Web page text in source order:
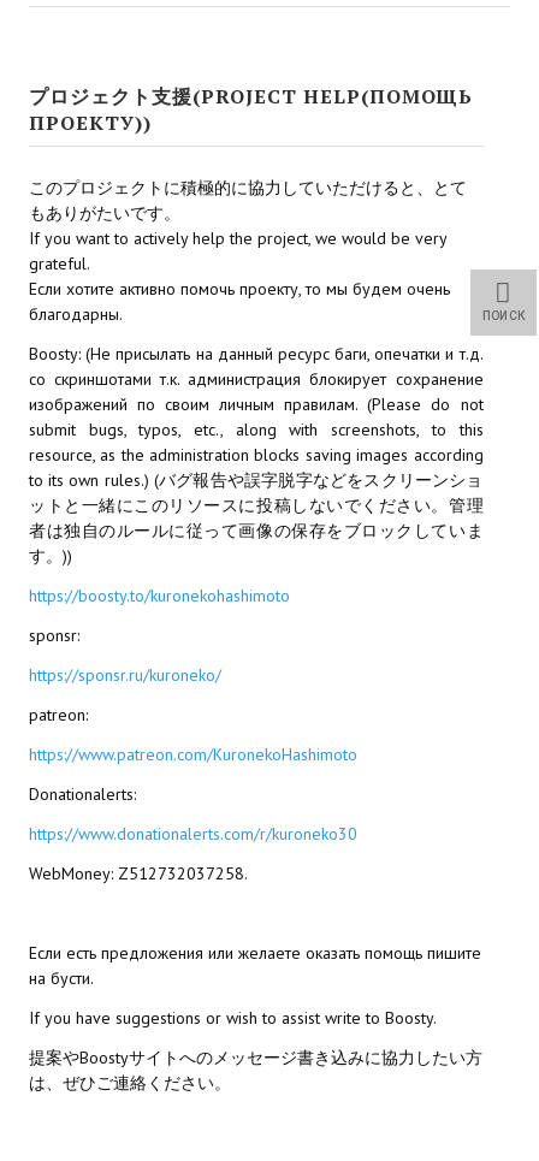
New Light Skyrim SE
Wedding Wear CBBE SSE BodySlide (with Physics)
Работы Тестера 55
Наёмный оборотень
Небесный воин
Немного героев меча и магии
Расширенная версия Х3
REBalance
Работы Kuroneko
Doom 3 Remaster Fan Edition
X2 - The Threat Remaster Fan Edition
Quake III Arena Remaster Fan Edition
Star Trek Voyager Elite Force Remaster Fan Edition
Sacred Gold Remaster Fan Edition
Aliens versus Predator 1 Remaster Fan Edition
Age of Pirates: Caribbean Tales Remaster Fan Edition
Корсары 3 Сундук мертвеца Remaster Fan Edition
Sea Dogs Remaster Fan Edition
Новости
プロジェクト支援(PROJECT HELP(ПОМОЩЬ
ПРОЕКТУ))
このプロジェクトに積極的に協力していただけると、とて
もありがたいです。
If you want to actively help the project, we would be very
grateful.
Если хотите активно помочь проекту, то мы будем очень
благодарны.
Boosty: (Не присылать на данный ресурс баги, опечатки и т.д.
со скриншотами т.к. администрация блокирует сохранение
изображений по своим личным правилам. (Please do not
submit bugs, typos, etc., along with screenshots, to this
resource, as the administration blocks saving images according
to its own rules.) (バグ報告や誤字脱字などをスクリーンショ
ットと一緒にこのリソースに投稿しないでください。管理
者は独自のルールに従って画像の保存をブロックしていま
す。))
https://boosty.to/kuronekohashimoto
sponsr:
https://sponsr.ru/kuroneko/
patreon:
https://www.patreon.com/KuronekoHashimoto
Donationalerts:
https://www.donationalerts.com/r/kuroneko30
WebMoney: Z512732037258.
Если есть предложения или желаете оказать помощь пишите
на бусти.
If you have suggestions or wish to assist write to Boosty.
提案やBoostyサイトへのメッセージ書き込みに協力したい方
は、ぜひご連絡ください。
ПОИСК